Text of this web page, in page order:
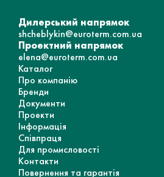
Дилерський напрямок
shcheblykin@euroterm.com.ua
Проектний напрямок
elena@euroterm.com.ua
Каталог
Про компанію
Бренди
Документи
Проекти
Інформація
Співпраця
Для промисловості
Контакти
Повернення та гарантія